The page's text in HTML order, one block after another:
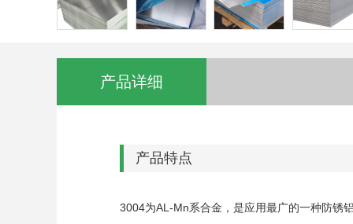
产品详细
产品特点
3004为AL-Mn系合金，是应用最广的一种防锈